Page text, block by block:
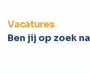
Vacatures
Ben jij op zoek